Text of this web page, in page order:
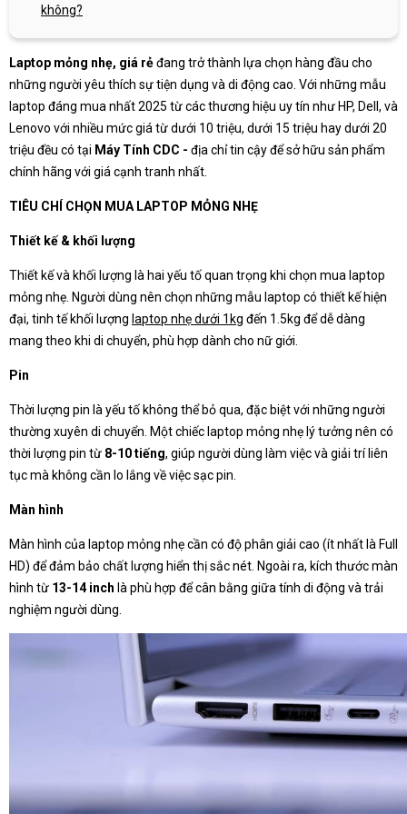
không?
Laptop mỏng nhẹ, giá rẻđang trở thành lựa chọn hàng đầu cho
những người yêu thích sự tiện dụng và di động cao. Với những mẫu
laptop đáng mua nhất 2025 từ các thương hiệu uy tín như HP, Dell, và
Lenovo với nhiều mức giá từ dưới 10 triệu, dưới 15 triệu hay dưới 20
triệu đều có tại Máy Tính CDC - địa chỉ tin cậy để sở hữu sản phẩm
chính hãng với giá cạnh tranh nhất.
TIÊU CHÍ CHỌN MUA LAPTOP MỎNG NHẸ
Thiết kế & khối lượng
Thiết kế và khối lượng là hai yếu tố quan trọng khi chọn mua laptop
mỏng nhẹ. Người dùng nên chọn những mẫu laptop có thiết kế hiện
đại, tinh tế khối lượng laptop nhẹ dưới 1kg đến 1.5kg để dễ dàng
mang theo khi di chuyển, phù hợp dành cho nữ giới.
Pin
Thời lượng pin là yếu tố không thể bỏ qua, đặc biệt với những người
thường xuyên di chuyển. Một chiếc laptop mỏng nhẹ lý tưởng nên có
thời lượng pin từ 8-10 tiếng, giúp người dùng làm việc và giải trí liên
tục mà không cần lo lắng về việc sạc pin.
Màn hình
Màn hình của laptop mỏng nhẹ cần có độ phân giải cao (ít nhất là Full
HD) để đảm bảo chất lượng hiển thị sắc nét. Ngoài ra, kích thước màn
hình từ 13-14 inch là phù hợp để cân bằng giữa tính di động và trải
nghiệm người dùng.